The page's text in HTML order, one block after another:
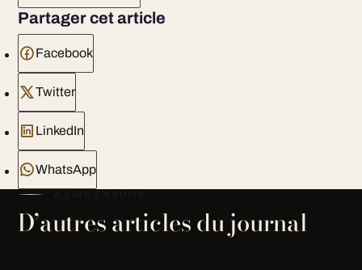
Partager cet article
Facebook
Twitter
LinkedIn
WhatsApp
D’autres articles du journal